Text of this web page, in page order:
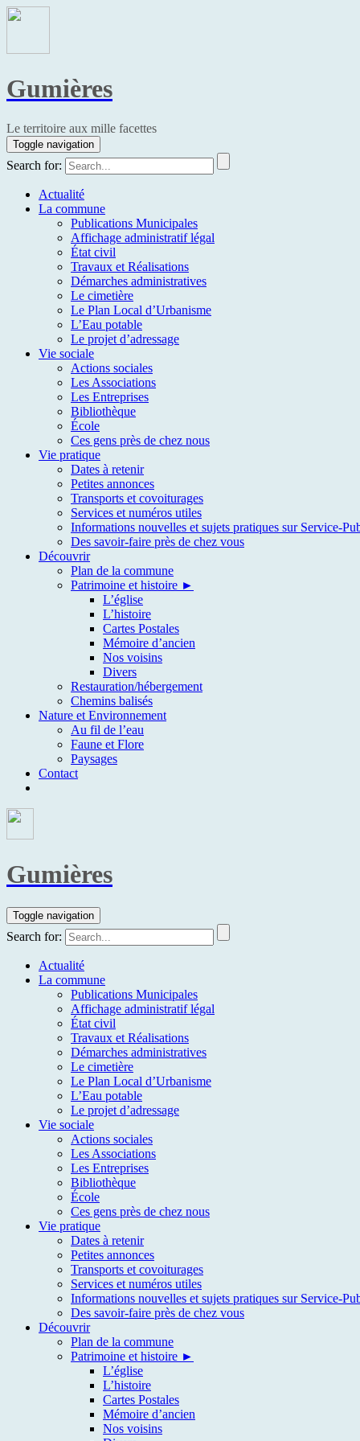
Gumières
Le territoire aux mille facettes
Toggle navigation
Search for:
Actualité
La commune
Publications Municipales
Affichage administratif légal
État civil
Travaux et Réalisations
Démarches administratives
Le cimetière
Le Plan Local d’Urbanisme
L’Eau potable
Le projet d’adressage
Vie sociale
Actions sociales
Les Associations
Les Entreprises
Bibliothèque
École
Ces gens près de chez nous
Vie pratique
Dates à retenir
Petites annonces
Transports et covoiturages
Services et numéros utiles
Informations nouvelles et sujets pratiques sur Service-
Des savoir-faire près de chez vous
Découvrir
Plan de la commune
Patrimoine et histoire ►
L’église
L’histoire
Cartes Postales
Mémoire d’ancien
Nos voisins
Divers
Restauration/hébergement
Chemins balisés
Nature et Environnement
Au fil de l’eau
Faune et Flore
Paysages
Contact
Gumières
Toggle navigation
Search for:
Actualité
La commune
Publications Municipales
Affichage administratif légal
État civil
Travaux et Réalisations
Démarches administratives
Le cimetière
Le Plan Local d’Urbanisme
L’Eau potable
Le projet d’adressage
Vie sociale
Actions sociales
Les Associations
Les Entreprises
Bibliothèque
École
Ces gens près de chez nous
Vie pratique
Dates à retenir
Petites annonces
Transports et covoiturages
Services et numéros utiles
Informations nouvelles et sujets pratiques sur Service-
Des savoir-faire près de chez vous
Découvrir
Plan de la commune
Patrimoine et histoire ►
L’église
L’histoire
Cartes Postales
Mémoire d’ancien
Nos voisins